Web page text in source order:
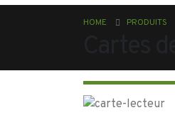
HOME PRODUITS